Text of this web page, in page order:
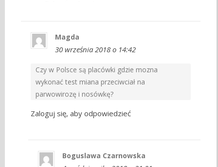
Magda
30 września 2018 o 14:42
Czy w Polsce są placówki gdzie mozna
wykonać test miana przeciwciał na
parwowirozę i nosówkę?
Zaloguj się, aby odpowiedzieć
Boguslawa Czarnowska